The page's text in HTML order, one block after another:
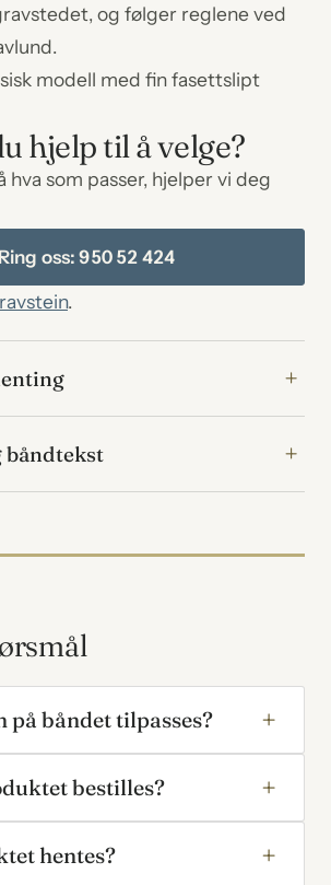
og følger reglene ved
modell med fin fasettslipt
hjelp til å velge?
hva som passer, hjelper vi deg
Ring oss: 950 52 424
.
båndtekst
på båndet tilpasses?
bestilles?
hentes?